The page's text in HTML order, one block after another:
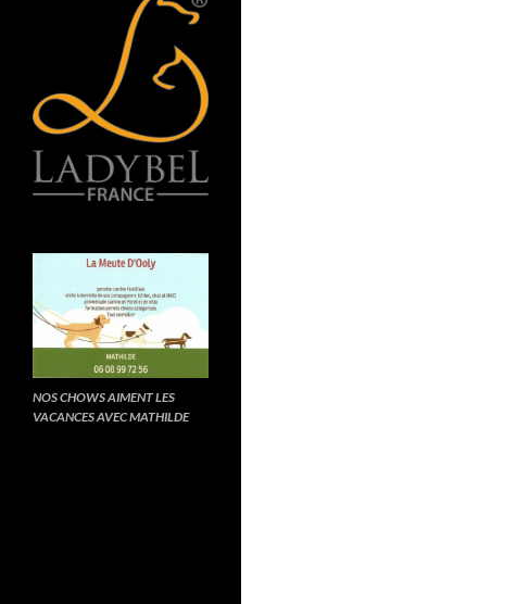
NOS CHOWS AIMENT LES
VACANCES AVEC MATHILDE